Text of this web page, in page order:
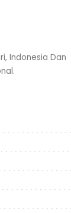
Indonesia Dan